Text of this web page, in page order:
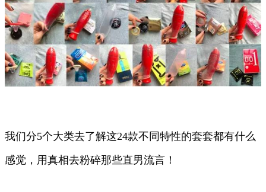
我们分5个大类去了解这24款不同特性的套套都有什么
感觉，用真相去粉碎那些直男流言！